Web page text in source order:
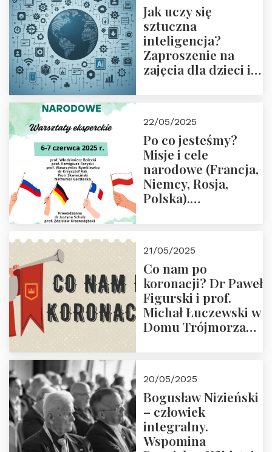
Jak uczy się
sztuczna
inteligencja?
Zaproszenie na
zajęcia dla dzieci i
22/05/2025
Po co jesteśmy?
Misje i cele
narodowe (Francja,
Niemcy, Rosja,
Polska).
Zapraszamy do
zapisów.
21/05/2025
Co nam po
koronacji? Dr Paweł
Figurski i prof.
Michał Łuczewski w
Domu Trójmorza
20/05/2025
Bogusław Nizieński
– człowiek
integralny.
Wspomina